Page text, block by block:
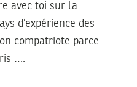
avec toi sur la
d’expérience des
compatriote parce
….